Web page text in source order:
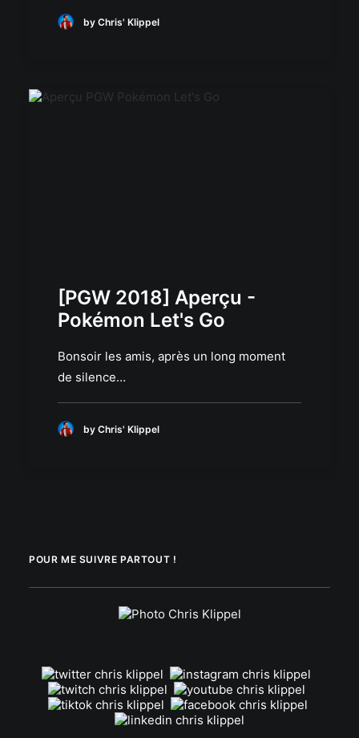
by Chris' Klippel
[PGW 2018] Aperçu -
Pokémon Let's Go
Bonsoir les amis, après un long moment
de silence…
by Chris' Klippel
POUR ME SUIVRE PARTOUT !